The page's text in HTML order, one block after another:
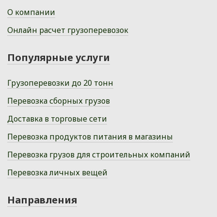
О компании
Онлайн расчет грузоперевозок
Популярные услуги
Грузоперевозки до 20 тонн
Перевозка сборных грузов
Доставка в торговые сети
Перевозка продуктов питания в магазины
Перевозка грузов для строительных компаний
Перевозка личных вещей
Направления